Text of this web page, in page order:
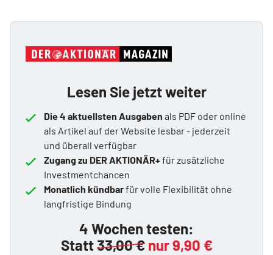
Lesen Sie jetzt weiter
Die 4 aktuellsten Ausgaben als PDF oder online
als Artikel auf der Website lesbar - jederzeit
und überall verfügbar
Zugang zu DER AKTIONÄR+für zusätzliche
Investmentchancen
Monatlich kündbarfür volle Flexibilität ohne
langfristige Bindung
4 Wochen testen:
Statt33,00 € nur 9,90 €